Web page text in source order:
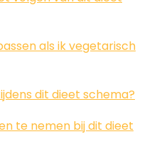
als ik vegetarisch
dit dieet schema?
te nemen bij dit dieet